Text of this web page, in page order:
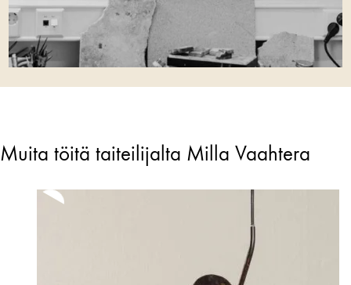
Muita töitä taiteilijalta Milla Vaahtera